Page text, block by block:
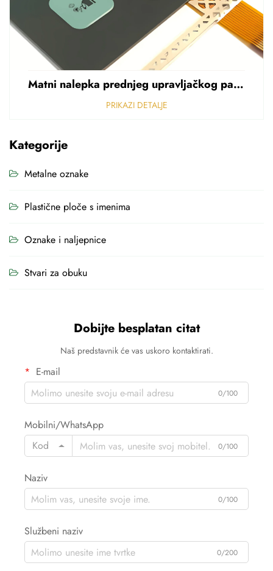
Matni nalepka prednjeg upravljačkog panela Perforirani nalepka od polikarbonata od PVC-a debljine 0,25 mm
PRIKAZI DETALJE
Kategorije
Metalne oznake
Plastične ploče s imenima
Oznake i naljepnice
Stvari za obuku
Dobijte besplatan citat
Naš predstavnik će vas uskoro kontaktirati.
E-mail
0/100
Mobilni/WhatsApp
Kod
0/100
Naziv
0/100
Službeni naziv
0/200